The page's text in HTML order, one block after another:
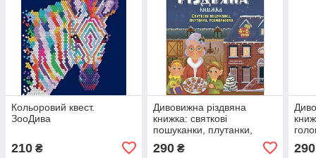
Кольоровий квест.
ЗооДива
210 ₴
Дивовижна різдвяна
книжка: святкові
пошуканки, плутанки,
Пето Вайолет.
290₴ 290